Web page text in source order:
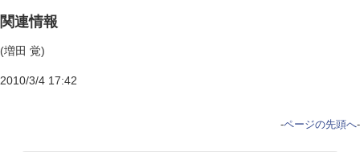
関連情報
(増田 覚)
2010/3/4 17:42
-ページの先頭へ-